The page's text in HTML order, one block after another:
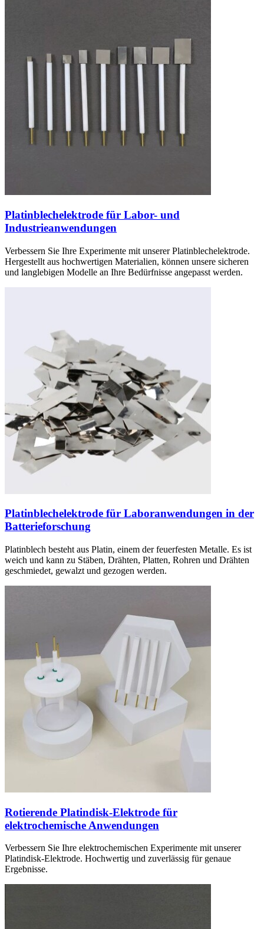
Platinblechelektrode für Labor- und
Industrieanwendungen
Verbessern Sie Ihre Experimente mit unserer Platinblechelektrode.
Hergestellt aus hochwertigen Materialien, können unsere sicheren
und langlebigen Modelle an Ihre Bedürfnisse angepasst werden.
Platinblechelektrode für Laboranwendungen in der
Batterieforschung
Platinblech besteht aus Platin, einem der feuerfesten Metalle. Es ist
weich und kann zu Stäben, Drähten, Platten, Rohren und Drähten
geschmiedet, gewalzt und gezogen werden.
Rotierende Platindisk-Elektrode für
elektrochemische Anwendungen
Verbessern Sie Ihre elektrochemischen Experimente mit unserer
Platindisk-Elektrode. Hochwertig und zuverlässig für genaue
Ergebnisse.